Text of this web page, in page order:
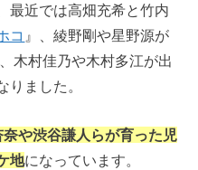
最近では高畑充希と竹内
コ 』、綾野剛や星野源が
木村佳乃や木村多江が出
りました。
奈や渋谷謙人らが育った 児
地になっています。